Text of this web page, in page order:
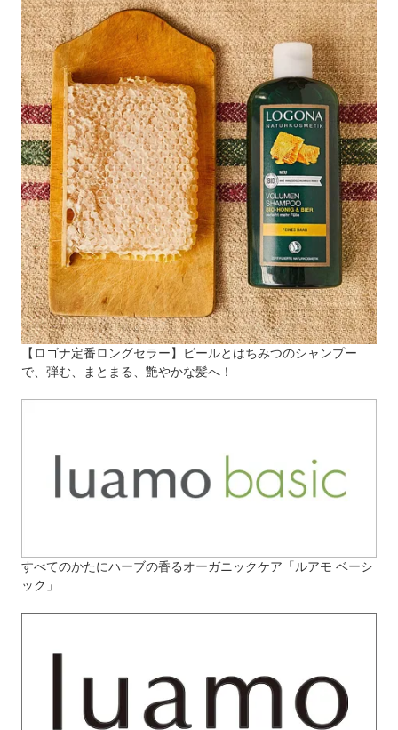
【ロゴナ定番ロングセラー】ビールとはちみつのシャンプー
で、弾む、まとまる、艶やかな髪へ！
すべてのかたにハーブの香るオーガニックケア「ルアモ ベーシ
ック」